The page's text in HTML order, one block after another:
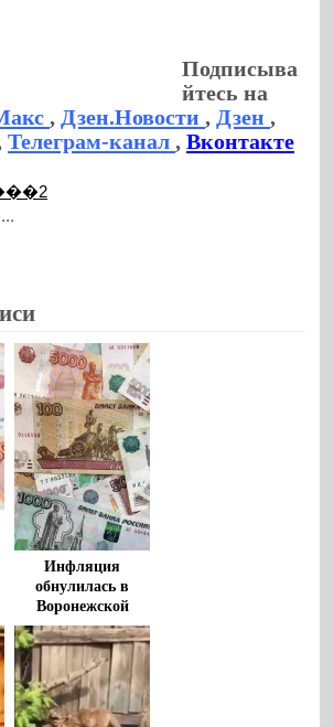
Подписыва
йтесь на
, Дзен.Новости, Дзен,
Телеграм-канал,Вконтакте
Инфляция
обнулилась в
Воронежской
области